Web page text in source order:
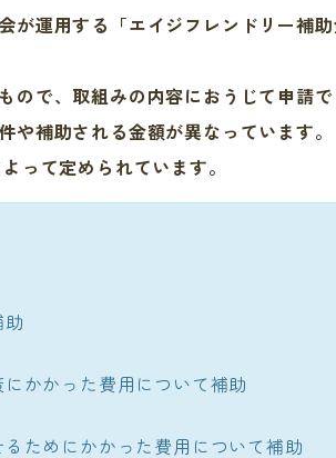
が運用する「エイジフレンドリー補
で、取組みの内容におうじて申請
補助される金額が異なっています。
って定められています。
かかった費用について補助
ためにかかった費用について補助